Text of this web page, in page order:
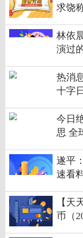
求饶
林依
演过
热消
十字
今日
思 全
遂平
速看
【天
币（